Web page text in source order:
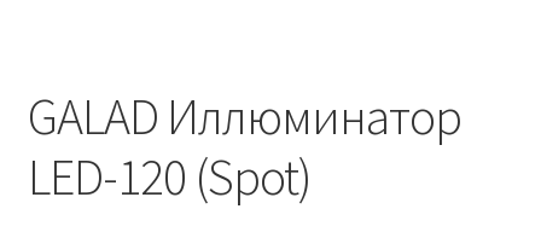
кронштейнов «Opora Engineering»
Отправить заявку
GALAD Иллюминатор
LED-120 (Spot)